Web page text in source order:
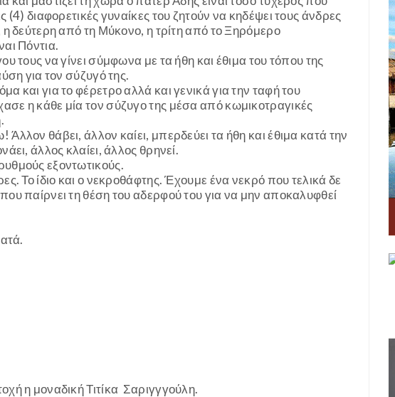
(4) διαφορετικές γυναίκες του ζητούν να κηδέψει τους άνδρες
δεύτερη από τη Μύκονο, η τρίτη από το Ξηρόμερο
Πόντια.
τους να γίνει σύμφωνα με τα ήθη και έθιμα του τόπου της
για τον σύζυγό της.
και για το φέρετρο αλλά και γενικά για την ταφή του
η κάθε μία τον σύζυγο της μέσα από κωμικοτραγικές
θάβει, άλλον καίει, μπερδεύει τα ήθη και έθιμα κατά την
άλλος κλαίει, άλλος θρηνεί.
εξοντωτικούς.
Το ίδιο και ο νεκροθάφτης. Έχουμε ένα νεκρό που τελικά δε
παίρνει τη θέση του αδερφού του για να μην αποκαλυφθεί
η μοναδική Τιτίκα Σαριγγγούλη.